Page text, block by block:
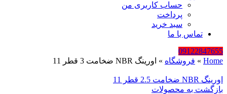
حساب کاربری من
پرداخت
سبد خرید
تماس با ما
09122847655
Home
» فروشگاه » اورینگ NBR ضخامت 3 قطر 11
اورینگ NBR ضخامت 2.5 قطر 11
بازگشت به محصولات